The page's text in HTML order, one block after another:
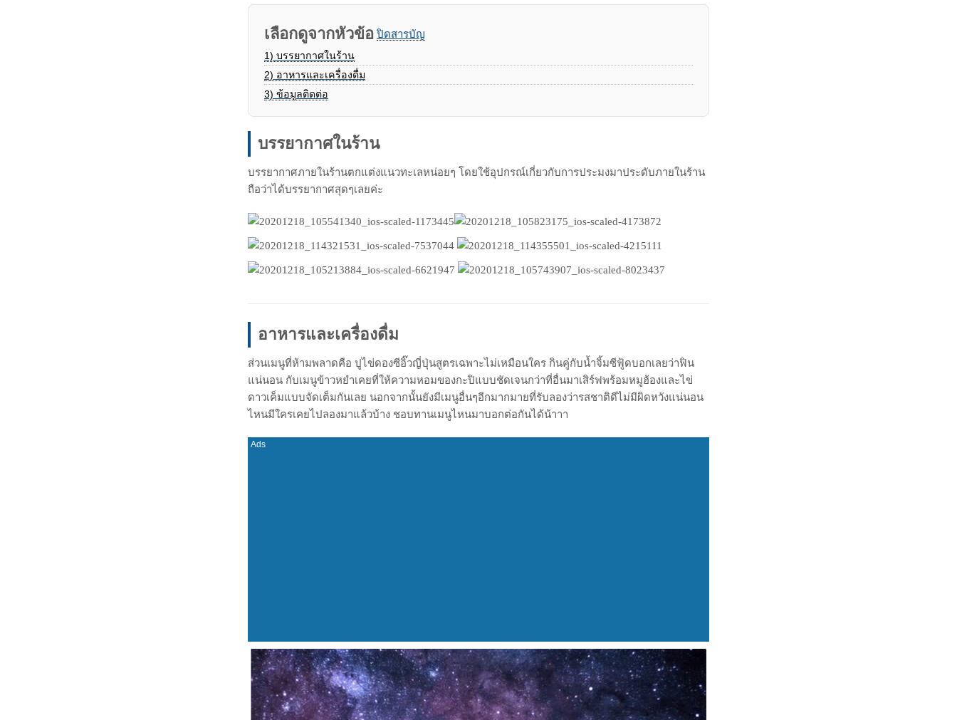
เลือกดูจากหัวข้อ ปิดสารบัญ
1) บรรยากาศในร้าน
2) อาหารและเครื่องดื่ม
3) ข้อมูลติดต่อ
บรรยากาศในร้าน
บรรยากาศภายในร้านตกแต่งแนวทะเลหน่อยๆ โดยใช้อุปกรณ์เกี่ยวกับการประมงมาประดับภายในร้าน
ถือว่าได้บรรยากาศสุดๆเลยค่ะ
อาหารและเครื่องดื่ม
ส่วนเมนูที่ห้ามพลาดคือ ปูไข่ดองซีอิ๊วญี่ปุ่นสูตรเฉพาะไม่เหมือนใคร กินคู่กับน้ำจิ้มซีฟู้ดบอกเลยว่าฟิน
แน่นอน กับเมนูข้าวหยำเคยที่ให้ความหอมของกะปิแบบชัดเจนกว่าที่อื่นมาเสิร์ฟพร้อมหมูฮ้องและไข่
ดาวเค็มแบบจัดเต็มกันเลย นอกจากนั้นยังมีเมนูอื่นๆอีกมากมายที่รับลองว่ารสชาติดีไม่มีผิดหวังแน่นอน
ไหนมีใครเคยไปลองมาแล้วบ้าง ชอบทานเมนูไหนมาบอกต่อกันได้น้าาา